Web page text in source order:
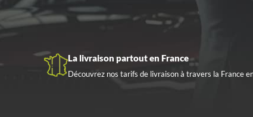
La livraison partout en France
Découvrez nos tarifs de livraison à travers la France